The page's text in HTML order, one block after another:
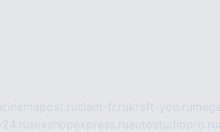
cinemapost.ruciam-fr.rukraft-you.ru
24.rusexshopexpress.ruautostudiopro.ru